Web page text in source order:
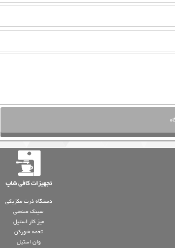
تجهیزات کافی شاپ
دستگاه ذرت مکزیکی
سینک صنعتی
میز کار استیل
تخمه شورکن
وان استیل